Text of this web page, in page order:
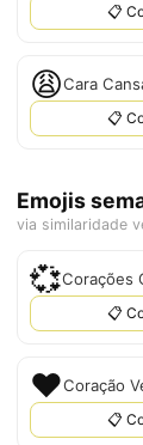
📋
😩Cara
📋
Emojis
via similaridade
💞Corações
📋
❤️Coração
📋